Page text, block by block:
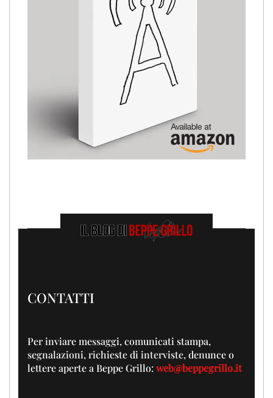
CONTATTI
Per inviare messaggi, comunicati stampa,
segnalazioni, richieste di interviste, denunce o
lettere aperte a Beppe Grillo:web@beppegrillo.it